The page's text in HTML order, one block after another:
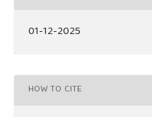
01-12-2025
HOW TO CITE